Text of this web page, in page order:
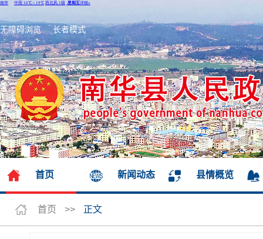
无障碍浏览 长者模式
首页 新闻动态 县情概览
首页 >> 正文